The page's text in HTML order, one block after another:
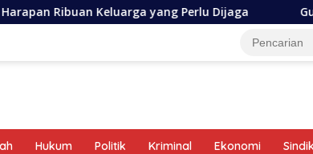
Keluarga yang Perlu Dijaga Gubernur
Hukum Politik Kriminal Ekonomi